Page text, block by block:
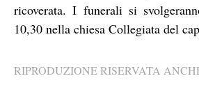
ricoverata. I funerali si
10,30 nella chiesa Collegiata del
RIPRODUZIONE RISERVATA